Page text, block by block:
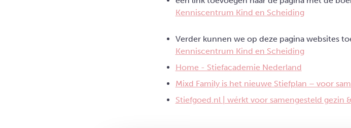
Kenniscentrum Kind en Scheiding
Verder kunnen we op deze pagina websites
Kenniscentrum Kind en Scheiding
Home - Stiefacademie Nederland
Mixd Family is het nieuwe Stiefplan – voor
Stiefgoed.nl | wérkt voor samengesteld gezin